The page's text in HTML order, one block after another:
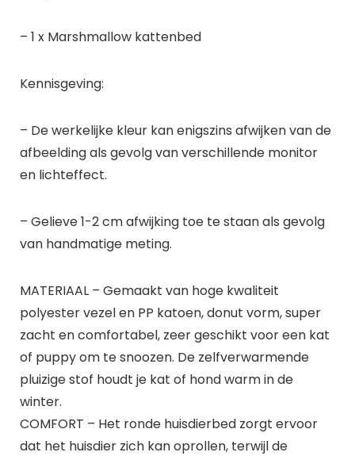
– 1 x Marshmallow kattenbed
Kennisgeving:
– De werkelijke kleur kan enigszins afwijken van de
afbeelding als gevolg van verschillende monitor
en lichteffect.
– Gelieve 1-2 cm afwijking toe te staan als gevolg
van handmatige meting.
MATERIAAL – Gemaakt van hoge kwaliteit
polyester vezel en PP katoen, donut vorm, super
zacht en comfortabel, zeer geschikt voor een kat
of puppy om te snoozen. De zelfverwarmende
pluizige stof houdt je kat of hond warm in de
winter.
COMFORT – Het ronde huisdierbed zorgt ervoor
dat het huisdier zich kan oprollen, terwijl de